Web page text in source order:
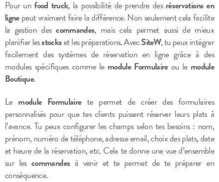
Pour unfood truck, la possibilité de prendre des réservations en
lignepeut vraiment faire la différence. Non seulement cela facilite
la gestion descommandes, mais cela permet aussi de mieux
planifier lesstockset les préparations. AvecSiteW, tu peux intégrer
facilement des systèmes de réservation en ligne grâce à des
modules spécifiques comme le module Formulaireou le module
Boutique.
Le module Formulairete permet de créer des formulaires
personnalisés pour que tes clients puissent réserver leurs plats à
l’avance. Tu peux configurer les champs selon tes besoins : nom,
prénom, numéro de téléphone, adresse email, choix des plats, date
et heure de la réservation, etc. Cela te donne une vue d’ensemble
sur lescommandes à venir et te permet de te préparer en
conséquence.